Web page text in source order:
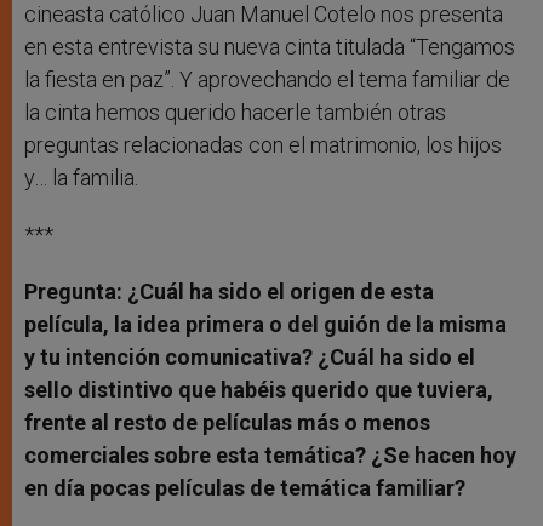
cineasta católico Juan Manuel Cotelo nos presenta
en esta entrevista su nueva cinta titulada “Tengamos
la fiesta en paz”. Y aprovechando el tema familiar de
la cinta hemos querido hacerle también otras
preguntas relacionadas con el matrimonio, los hijos
y… la familia.
***
Pregunta: ¿Cuál ha sido el origen de esta
película, la idea primera o del guión de la misma
y tu intención comunicativa? ¿Cuál ha sido el
sello distintivo que habéis querido que tuviera,
frente al resto de películas más o menos
comerciales sobre esta temática? ¿Se hacen hoy
en día pocas películas de temática familiar?